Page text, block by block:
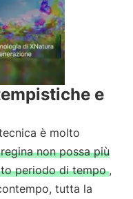
e
è molto
non possa più
periodo di tempo ,
tutta la